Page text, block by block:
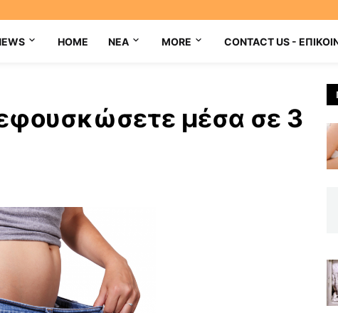
HOME NEA MORE CONTACT US -
μέσα σε 3